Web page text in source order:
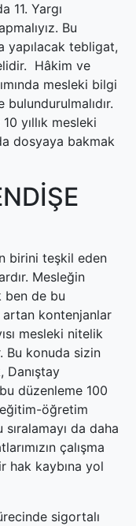
11. Yargı
Bu
yapılacak tebligat,
Hâkim ve
mesleki bilgi
yıllık mesleki
dosyaya bakmak
birini teşkil eden
Mesleğin
ben de bu
artan kontenjanlar
mesleki nitelik
Bu konuda sizin
Danıştay
düzenleme 100
öğretim
da daha
çalışma
hak kaybına yol
sigortalı